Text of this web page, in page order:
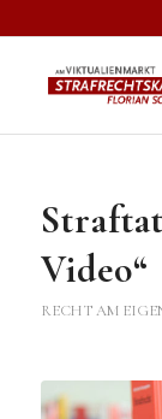
Video“
RECHT AM